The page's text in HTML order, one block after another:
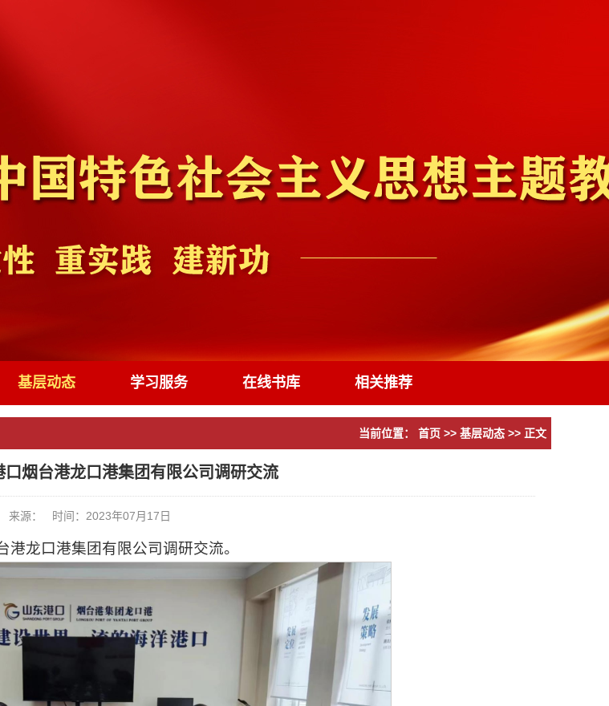
基层动态 学习服务 在线书库 相关推荐
当前位置： 首页 >> 基层动态 >> 正文
口烟台港龙口港集团有限公司调研交流
来源： 时间：2023年07月17日
龙口港集团有限公司调研交流。